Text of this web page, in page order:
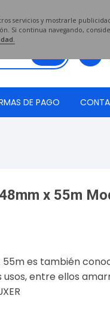
servicios y mostrarle
Si continua navegando,
DE PAGO
x 55m
es también
entre ellos